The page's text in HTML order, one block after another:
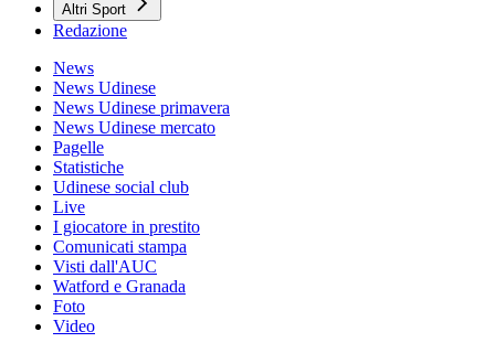
Altri Sport
Redazione
News
News Udinese
News Udinese primavera
News Udinese mercato
Pagelle
Statistiche
Udinese social club
Live
I giocatore in prestito
Comunicati stampa
Visti dall'AUC
Watford e Granada
Foto
Video